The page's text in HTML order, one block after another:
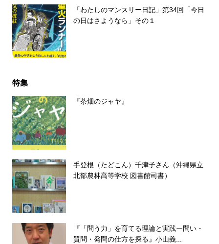
「わたしのマンスリー日記」第34回「今日
の日はさようなら」その１
特集
『茶畑のジャヤ』
手登根（たどこん）千津子さん（沖縄県立
北部農林高等学校 図書館司書）
『「問う力」を育てる理論と実践ー問い・
質問・発問の仕方を探る』小山義...